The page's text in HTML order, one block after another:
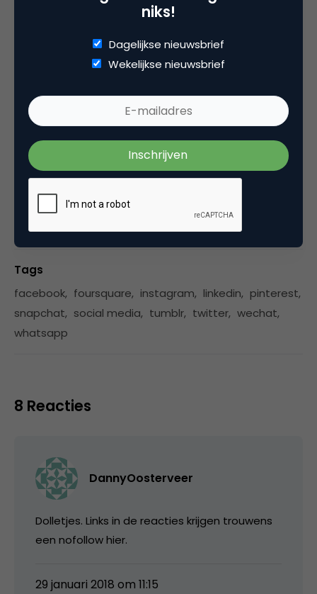
Data-gedreven digital marketeer
Amdax en Woonduurzaam. Daarnaast vertel ik
vaak als spreker over data-gedreven marketing.
Data-bedreven marketing
Eén van de tweeGroene Nerds.
Categorie
Tags
facebook, foursquare, instagram, linkedin, pinterest,
snapchat, social media, tumblr, twitter, wechat,
whatsapp
8 Reacties
DannyOosterveer
Dolletjes. Links in de reacties krijgen trouwens
een nofollow hier.
29 januari 2018 om 11:15
niks!
Dagelijkse nieuwsbrief
Wekelijkse nieuwsbrief